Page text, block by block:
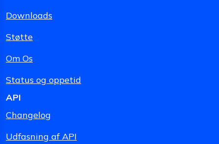
Downloads
Støtte
Om Os
Status og oppetid
API
Changelog
Udfasning af API